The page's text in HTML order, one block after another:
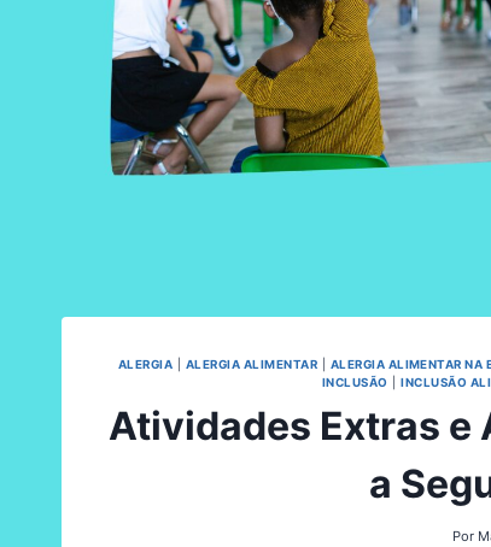
ALERGIA ALERGIA ALIMENTAR ALERGIA ALIMENTAR NA
INCLUSÃO |INCLUSÃO
Atividades Extras e
a
Por